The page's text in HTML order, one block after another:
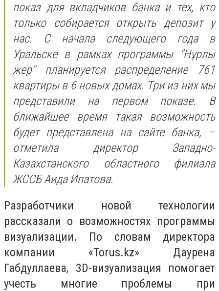
показ для вкладчиков банка и тех, кто
только собирается открыть депозит у
нас. С начала следующего года в
Уральске в рамках программы "Нұрлы
жер" планируется распределение 761
квартиры в 6 новых домах. Три из них мы
представили на первом показе. В
ближайшее время такая возможность
будет представлена на сайте банка, –
отметила директор Западно-
Казахстанского областного филиала
ЖССБ Аида Ипатова.
Разработчики новой технологии
рассказали о возможностях программы
визуализации. По словам директора
компании «Torus.kz» Даурена
Габдуллаева, 3D-визуализация помогает
учесть многие проблемы при